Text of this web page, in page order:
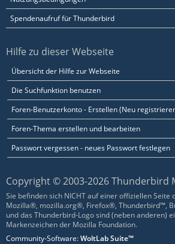
Spendenaufruf für Thunderbird
Hilfe zu dieser Webseite
Übersicht der Hilfe zur Webseite
Die Suchfunktion benutzen
Foren-Benutzerkonto - Erstellen (Neu
Foren-Thema erstellen und bearbeiten
Passwort vergessen - neues Passwort festlegen
Copyright © 2003-2026 Thunderbird
Sie befinden sich NICHT auf einer offiziellen Seite
Mozilla®, mozilla.org®, Firefox®, Thunderbird™,
und das Thunderbird-Logo sind (neben anderen)
Markenzeichen der Mozilla Foundation.
Community-Software:WoltLab Suite™